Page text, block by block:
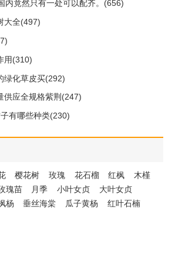
内竟然只有一处可以配齐。(656)
大全(497)
用(310)
绿化草皮买(292)
供应全规格紫荆(247)
有哪些种类(230)
樱花树 玫瑰 花石榴 红枫
木槿
瑰苗 月季 小叶女贞
大叶女贞
杨 垂丝海棠 瓜子黄杨 红叶石楠